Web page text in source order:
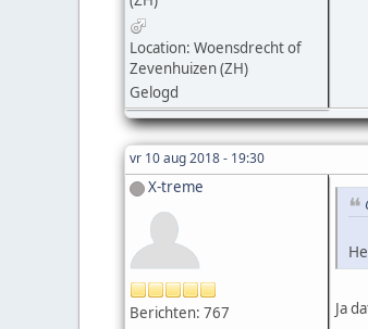
Location: Woensdrecht of
Zevenhuizen (ZH)
Gelogd
vr 10 aug 2018 - 19:30
X-treme
Berichten: 767
Ja